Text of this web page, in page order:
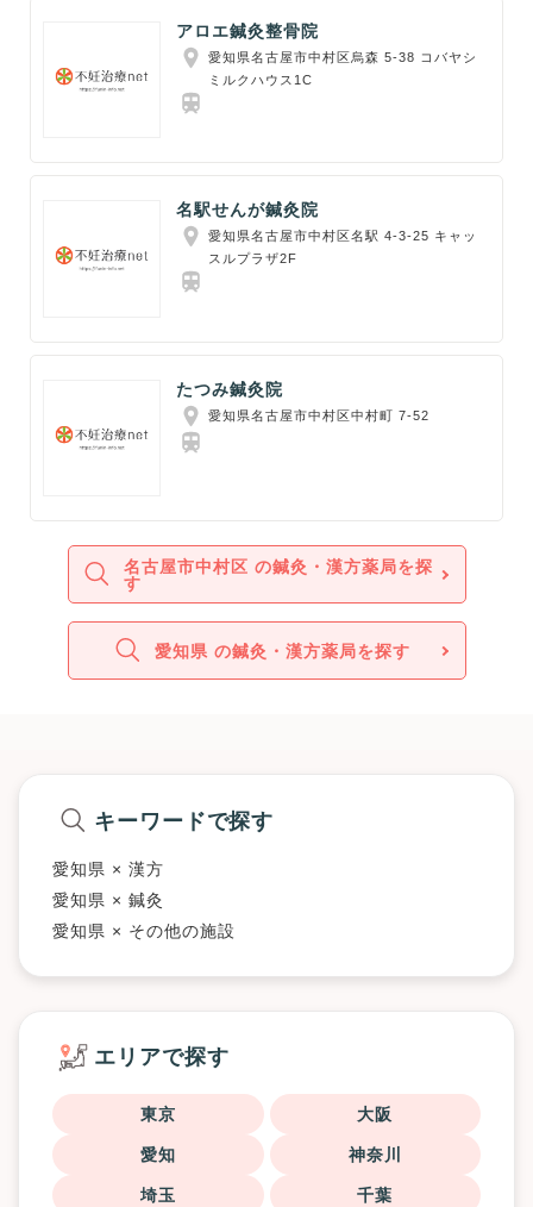
アロエ鍼灸整骨院
愛知県名古屋市中村区烏森 5‐38 コバヤシ
ミルクハウス1C
名駅せんが鍼灸院
愛知県名古屋市中村区名駅 4-3-25 キャッ
スルプラザ2F
たつみ鍼灸院
愛知県名古屋市中村区中村町 7-52
名古屋市中村区 の鍼灸・漢方薬局を探
す
愛知県 の鍼灸・漢方薬局を探す
キーワードで探す
愛知県 × 漢方
愛知県 × 鍼灸
愛知県 × その他の施設
エリアで探す
東京 大阪
愛知 神奈川
埼玉 千葉